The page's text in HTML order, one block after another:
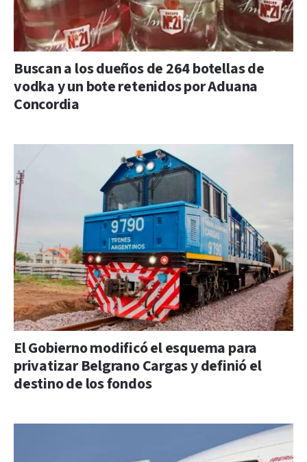
Buscan a los dueños de 264 botellas de
vodka y un bote retenidos por Aduana
Concordia
El Gobierno modificó el esquema para
privatizar Belgrano Cargas y definió el
destino de los fondos